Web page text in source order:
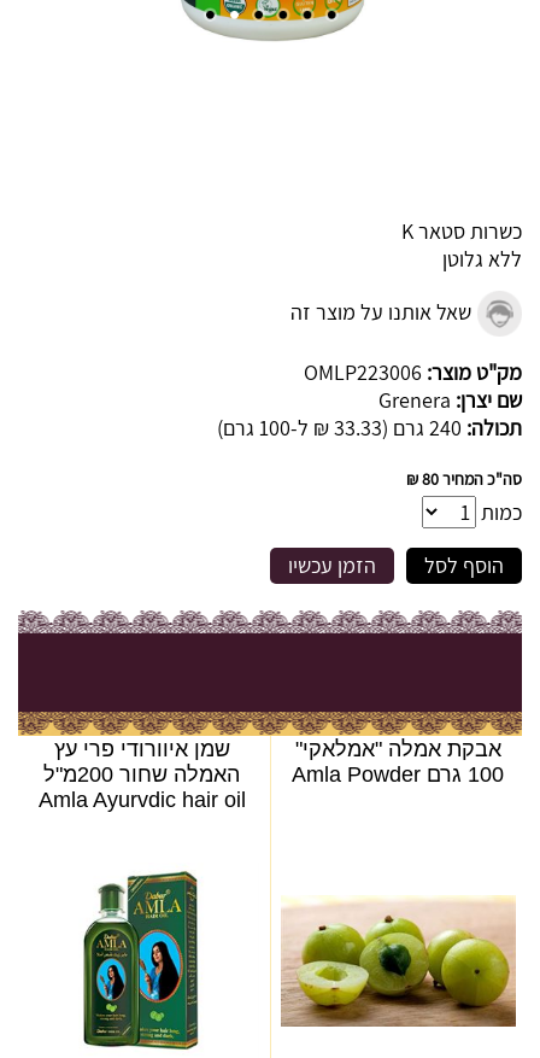
כשרות סטאר K
ללא גלוטן
שאל אותנו על מוצר זה
מק"ט מוצר: OMLP223006
שם יצרן: Grenera
תכולה: 240 גרם (33.33 ₪ ל-100 גרם)
סה"כ המחיר80 ₪
כמות
הוסף לסל
הזמן עכשיו
אבקת אמלה "אמלאקי"
100 גרם Amla Powder
שמן איוורודי פרי עץ
האמלה שחור 200מ"ל
Amla Ayurvdic hair oil